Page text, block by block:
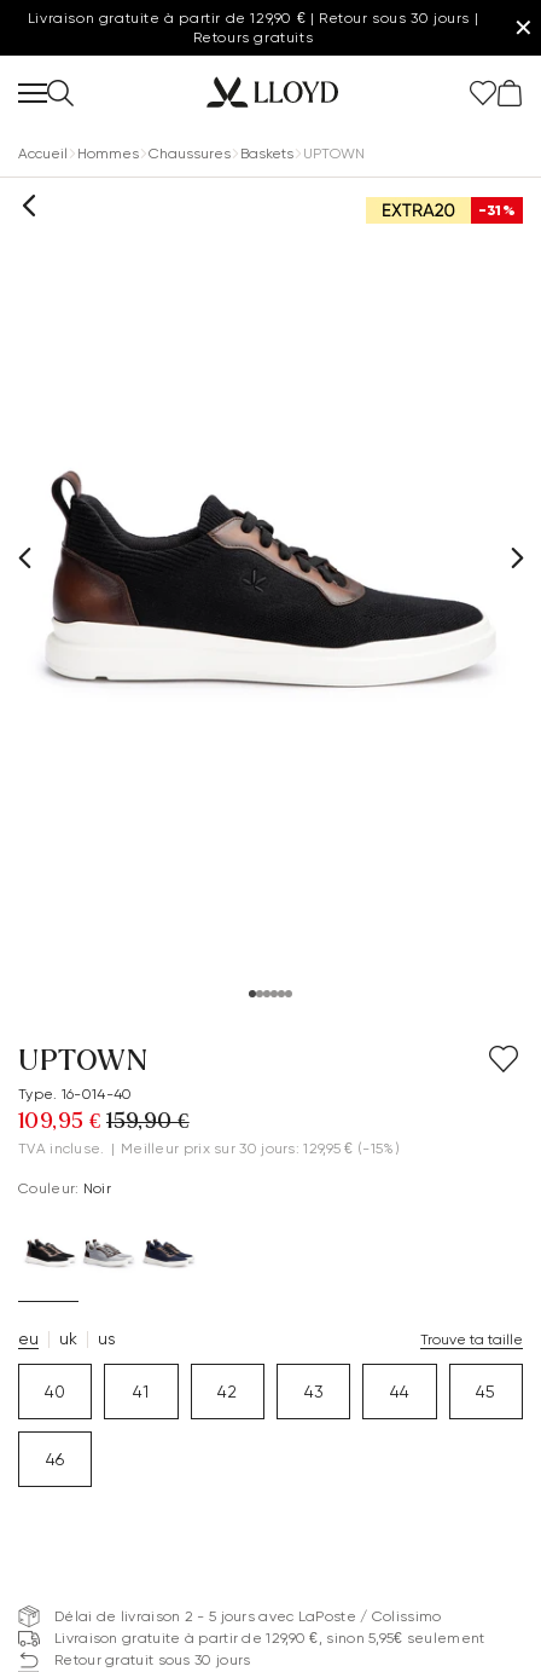
Livraison gratuite à partir de 129,90 € | Retour sous 30 jours |
Retours gratuits
✕
Accueil Hommes Chaussures Baskets UPTOWN
-31%
UPTOWN
Type. 16-014-40
109,95 € 159,90 €
TVA incluse. | Meilleur prix sur 30 jours: 129,95 € (-15%)
Couleur: Noir
eu uk us Trouve ta taille
40 41 42 43 44 45
46
Délai de livraison 2 - 5 jours avec LaPoste / Colissimo
Livraison gratuite à partir de 129,90 €, sinon 5,95€ seulement
Retour gratuit sous 30 jours